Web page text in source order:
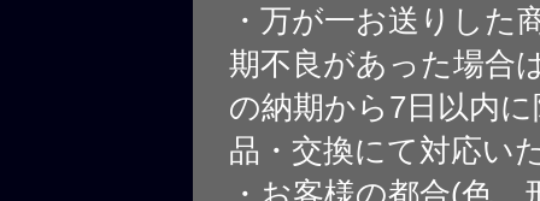
・万が一お送りした
期不良があった場合
の納期から7日以内
品・交換にて対応い
・お客様の都合(色、